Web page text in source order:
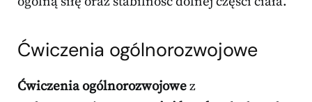
Ćwiczenia ogólnorozwojowe
Ćwiczenia ogólnorozwojowez